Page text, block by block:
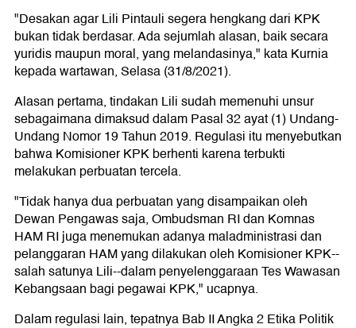
"Desakan agar Lili Pintauli segera hengkang dari KPK
bukan tidak berdasar. Ada sejumlah alasan, baik secara
yuridis maupun moral, yang melandasinya," kata Kurnia
kepada wartawan, Selasa (31/8/2021).
Alasan pertama, tindakan Lili sudah memenuhi unsur
sebagaimana dimaksud dalam Pasal 32 ayat (1) Undang-
Undang Nomor 19 Tahun 2019. Regulasi itu menyebutkan
bahwa Komisioner KPK berhenti karena terbukti
melakukan perbuatan tercela.
"Tidak hanya dua perbuatan yang disampaikan oleh
Dewan Pengawas saja, Ombudsman RI dan Komnas
HAM RI juga menemukan adanya maladministrasi dan
pelanggaran HAM yang dilakukan oleh Komisioner KPK--
salah satunya Lili--dalam penyelenggaraan Tes Wawasan
Kebangsaan bagi pegawai KPK," ucapnya.
Dalam regulasi lain, tepatnya Bab II Angka 2 Etika Politik